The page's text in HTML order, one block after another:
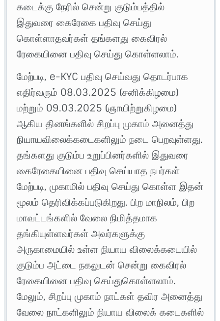
கடைக்கு நேரில் சென்று குடும்பத்தில்
இதுவரை கைரேகை பதிவு செய்து
கொள்ளாதவர்கள் தங்களது கைவிரல்
ரேகையினை பதிவு செய்து கொள்ளலாம்.
மேற்படி, e-KYC பதிவு செய்வது தொடர்பாக
எதிர்வரும் 08.03.2025 (சனிக்கிழமை)
மற்றும் 09.03.2025 (ஞாயிற்றுகிழமை)
ஆகிய தினங்களில் சிறப்பு முகாம் அனைத்து
நியாயவிலைக்கடைகளிலும் நடை பெறவுள்ளது.
தங்களது குடும்ப உறுப்பினர்களில் இதுவரை
கைரேகையினை பதிவு செய்யாத நபர்கள்
மேற்படி, முகாமில் பதிவு செய்து கொள்ள இதன்
மூலம் தெரிவிக்கப்படுகிறது. பிற மாநிலம், பிற
மாவட்டங்களில் வேலை நிமித்தமாக
தங்கியுள்ளவர்கள் அவர்களுக்கு
அருகாமையில் உள்ள நியாய விலைக்கடையில்
குடும்ப அட்டை நகலுடன் சென்று கைவிரல்
ரேகையினை பதிவு செய்துகொள்ளலாம்.
மேலும், சிறப்பு முகாம் நாட்கள் தவிர அனைத்து
வேலை நாட்களிலும் நியாய விலைக் கடைகளில்